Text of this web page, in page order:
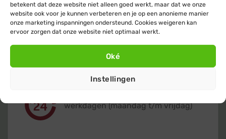
betekent dat deze website niet alleen goed werkt, maar dat we onze
website ook voor je kunnen verbeteren en je op een anonieme manier
onze marketing inspanningen ondersteund. Cookies weigeren kan
ervoor zorgen dat onze website niet optimaal werkt.
Oké
Instellingen
Gratis of lage (€ 3,95) verzendkosten
voor heel Nederland & België
werkdagen (maandag t/m vrijdag)